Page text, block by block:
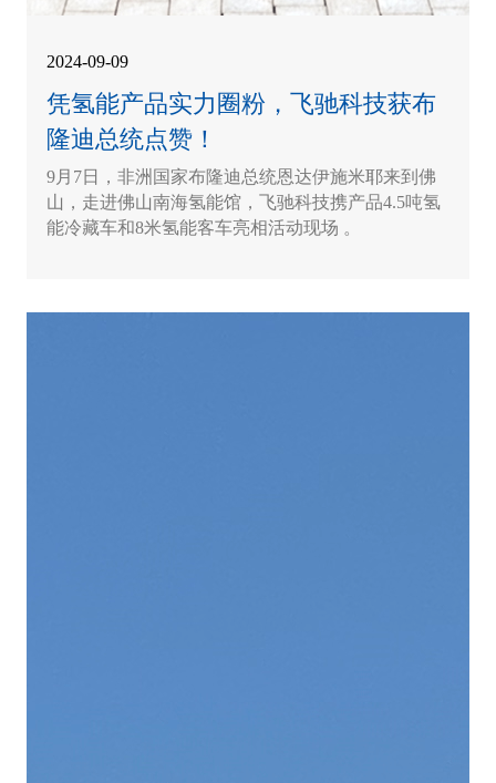
2024-09-09
凭氢能产品实力圈粉，飞驰科技获布
隆迪总统点赞！
9月7日，非洲国家布隆迪总统恩达伊施米耶来到佛
山，走进佛山南海氢能馆，飞驰科技携产品4.5吨氢
能冷藏车和8米氢能客车亮相活动现场 。